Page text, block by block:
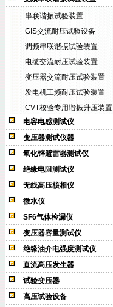
串联谐振试验装置
GIS交流耐压试验设备
调频串联谐振试验装置
电缆交流耐压试验装置
变压器交流耐压试验装置
发电机工频耐压试验装置
CVT校验专用谐振升压装置
电容电感测试仪
变压器测试仪器
氧化锌避雷器测试仪
绝缘电阻测试仪
无线高压核相仪
微水仪
SF6气体检漏仪
变压器容量测试仪
绝缘油介电强度测试仪
直流高压发生器
试验变压器
高压试验设备